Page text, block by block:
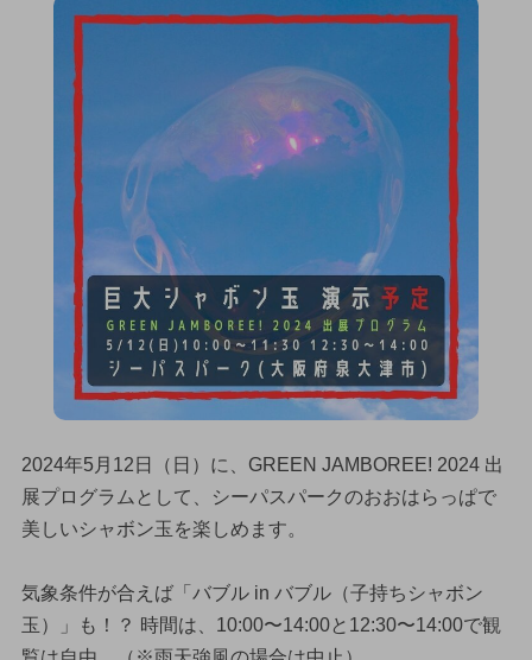
2024年5月12日（日）に、GREEN JAMBOREE! 2024 出
展プログラムとして、シーパスパークのおおはらっぱで
美しいシャボン玉を楽しめます。
気象条件が合えば「バブル in バブル（子持ちシャボン
玉）」も！？ 時間は、10:00〜14:00と12:30〜14:00で観